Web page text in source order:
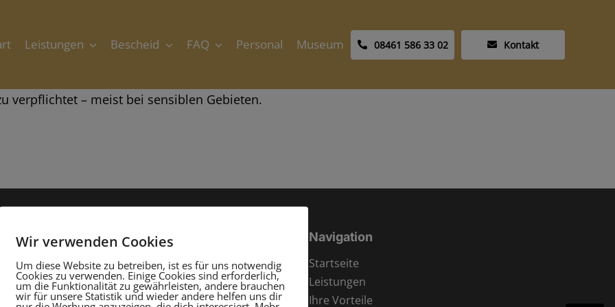
Leistungen Bescheid FAQ Personal Museum 08461 586 33 02 Kontakt
verpflichtet – meist bei sensiblen Gebieten.
Kontakt
Rasch Archäologie
Navigation
Startseite
Leistungen
Ihre Vorteile
Wir verwenden Cookies
Um diese Website zu betreiben, ist es für uns notwendig
Cookies zu verwenden. Einige Cookies sind erforderlich,
um die Funktionalität zu gewährleisten, andere brauchen
wir für unsere Statistik und wieder andere helfen uns dir